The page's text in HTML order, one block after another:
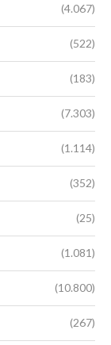
(4.067)
(522)
(183)
(7.303)
(1.114)
(352)
(25)
(1.081)
(10.800)
(267)